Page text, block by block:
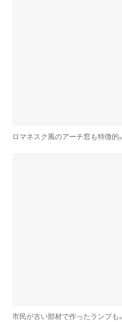
ロマネスク風のアーチ窓も特徴的。
市民が古い部材で作ったランプも。